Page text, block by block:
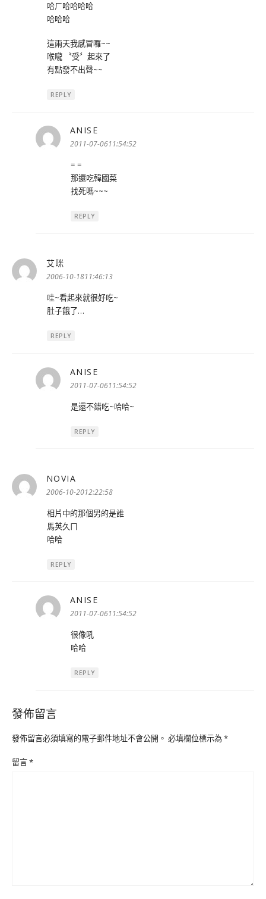
哈ㄏ哈哈哈哈
哈哈哈
這兩天我感冒囉~~
喉嚨 〝受〞起來了
有點發不出聲~~
REPLY
ANISE
示:
2011-07-0611:54:52
= =
那還吃韓國菜
找死嗎~~~
REPLY
艾咪
示:
2006-10-1811:46:13
哇~看起來就很好吃~
肚子餓了…
REPLY
ANISE
示:
2011-07-0611:54:52
是還不錯吃~哈哈~
REPLY
NOVIA
示:
2006-10-2012:22:58
相片中的那個男的是誰
馬英久ㄇ
哈哈
REPLY
ANISE
示:
2011-07-0611:54:52
很像吼
哈哈
REPLY
發佈留言
發佈留言必須填寫的電子郵件地址不會公開。 必填欄位標示為*
留言*